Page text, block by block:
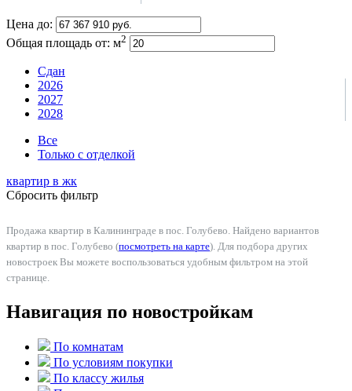
Цена до:
Общая площадь от: м2
Сдан
2026
2027
2028
Все
Только с отделкой
квартир в жк
Сбросить фильтр
Продажа квартир в Калининграде в пос. Голубево. Найдено вариантов
квартир в пос. Голубево (посмотреть на карте). Для подбора других
новостроек Вы можете воспользоваться удобным фильтром на этой
странице.
Навигация по новостройкам
По комнатам
По условиям покупки
По классу жилья